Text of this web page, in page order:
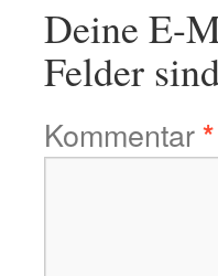
Deine E-
Felder
Kommentar*